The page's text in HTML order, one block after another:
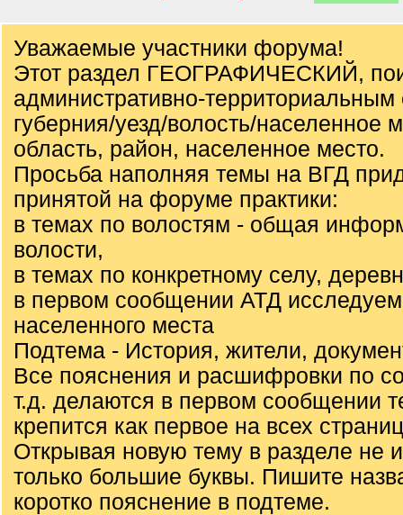
Уважаемые участники форума!
Этот раздел ГЕОГРАФИЧЕСКИЙ,
административно-
губерния/уезд/волость/населенное
область, район, населенное место.
Просьба наполняя темы на ВГД
принятой на форуме практики:
в темах по волостям - общая
волости,
в темах по конкретному селу,
в первом сообщении АТД
населенного места
Подтема - История, жители,
Все пояснения и расшифровки по
т.д. делаются в первом сообщении
крепится как первое на всех
Открывая новую тему в разделе не
только большие буквы. Пишите
коротко пояснение в подтеме.